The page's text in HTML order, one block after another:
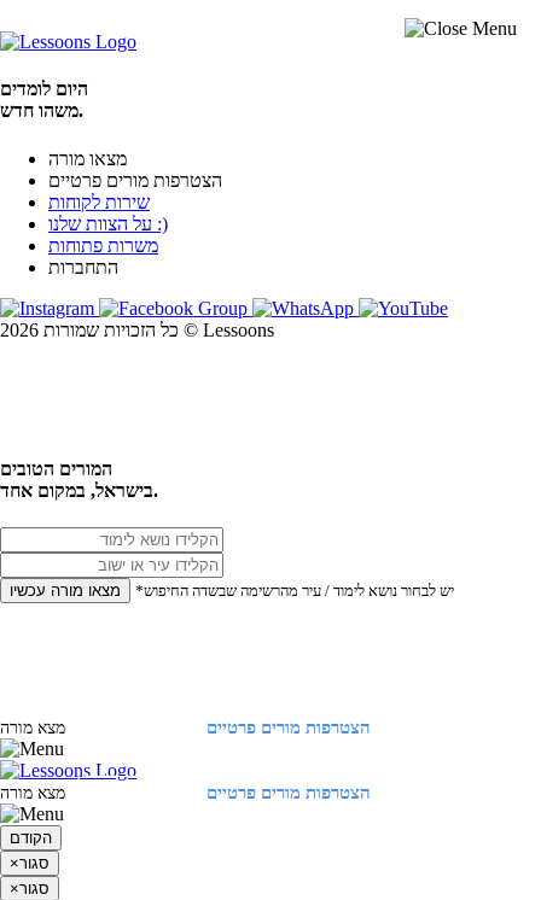
היום לומדים
משהו חדש.
מצאו מורה
הצטרפות מורים פרטיים
שירות לקוחות
על הצוות שלנו :)
משרות פתוחות
התחברות
כל הזכויות שמורות 2026 © Lessoons
המורים הטובים
בישראל, במקום אחד.
מצאו מורה עכשיו *יש לבחור נושא לימוד / עיר מהרשימה שבשדה החיפוש
הצטרפות מורים פרטיים מצא מורה
הצטרפות מורים פרטיים מצא מורה
הקודם
×סגור
×סגור